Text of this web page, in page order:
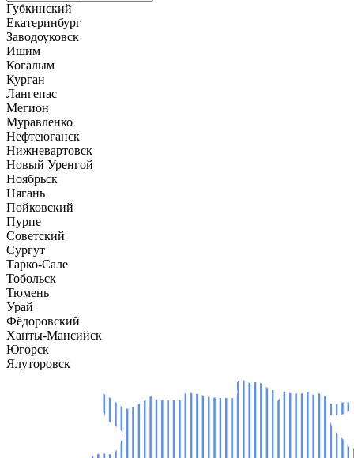
Губкинский
Екатеринбург
Заводоуковск
Ишим
Когалым
Курган
Лангепас
Мегион
Муравленко
Нефтеюганск
Нижневартовск
Новый Уренгой
Ноябрьск
Нягань
Пойковский
Пурпе
Советский
Сургут
Тарко-Сале
Тобольск
Тюмень
Урай
Фёдоровский
Ханты-Мансийск
Югорск
Ялуторовск